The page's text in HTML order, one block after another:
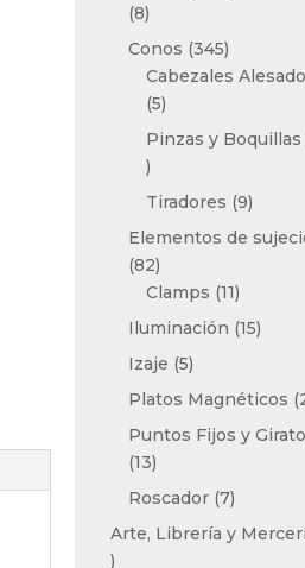
88
productos
Conos 345345
Cabezales
55
productos
Pinzas y Boquillas
159
productos
Tiradores 99
Elementos de
8282
productos
Clamps 1111
Iluminación 1515
Izaje 55
productos
Platos Magnéticos
Puntos Fijos y
1313
productos
Roscador 77
Arte, Librería y
6